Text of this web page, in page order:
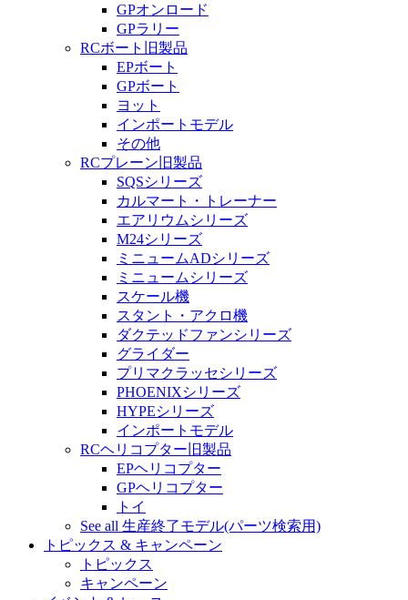
GPオンロード
GPラリー
RCボート旧製品
EPボート
GPボート
ヨット
インポートモデル
その他
RCプレーン旧製品
SQSシリーズ
カルマート・トレーナー
エアリウムシリーズ
M24シリーズ
ミニュームADシリーズ
ミニュームシリーズ
スケール機
スタント・アクロ機
ダクテッドファンシリーズ
グライダー
プリマクラッセシリーズ
PHOENIXシリーズ
HYPEシリーズ
インポートモデル
RCヘリコプター旧製品
EPヘリコプター
GPヘリコプター
トイ
See all 生産終了モデル(パーツ検索用)
トピックス & キャンペーン
トピックス
キャンペーン